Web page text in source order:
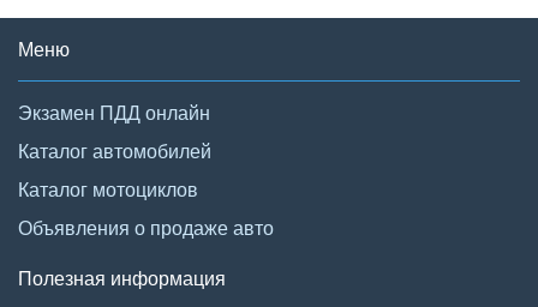
Меню
Экзамен ПДД онлайн
Каталог автомобилей
Каталог мотоциклов
Объявления о продаже авто
Полезная информация